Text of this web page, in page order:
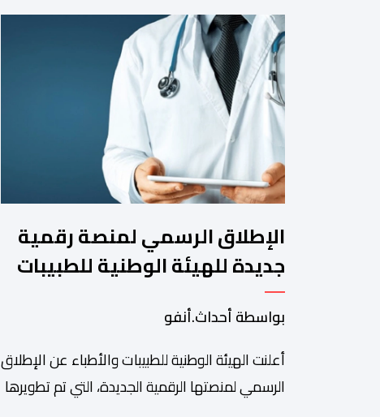
الإطلاق الرسمي لمنصة رقمية
جديدة للهيئة الوطنية للطبيبات
والأطباء
بواسطة أحداث.أنفو
أعلنت الهيئة الوطنية للطبيبات والأطباء عن الإطلاق
الرسمي لمنصتها الرقمية الجديدة، التي تم تطويرها